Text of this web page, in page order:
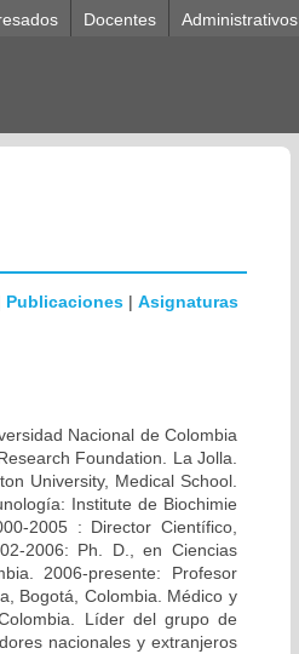
Docentes Administrativos
Publicaciones | Asignaturas
Nacional de Colombia
Foundation. La Jolla.
University, Medical School.
Institute de Biochimie
2005 : Director Científico,
2006: Ph. D., en Ciencias
2006-presente: Profesor
Bogotá, Colombia. Médico y
Líder del grupo de
nacionales y extranjeros